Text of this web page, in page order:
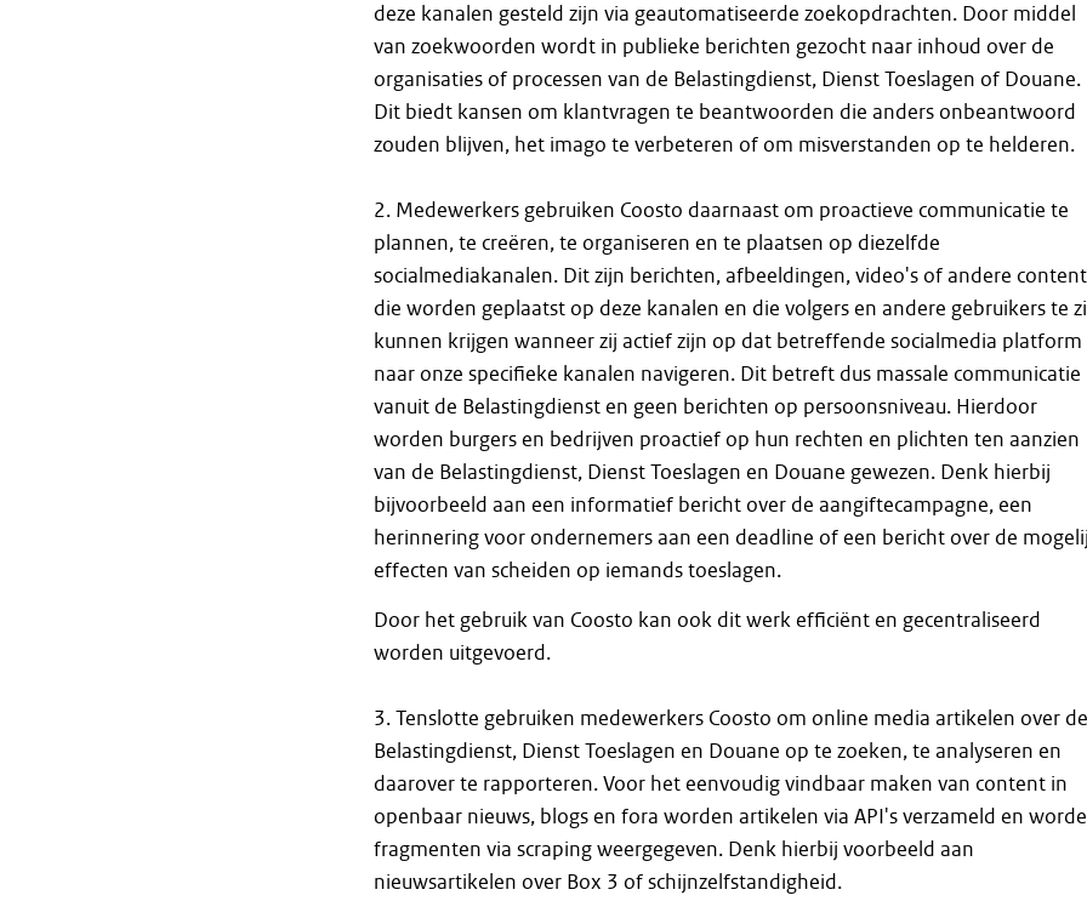
deze kanalen gesteld zijn via geautomatiseerde zoekopdrachten. Door middel
van zoekwoorden wordt in publieke berichten gezocht naar inhoud over de
organisaties of processen van de Belastingdienst, Dienst Toeslagen of Douane.
Dit biedt kansen om klantvragen te beantwoorden die anders onbeantwoord
zouden blijven, het imago te verbeteren of om misverstanden op te helderen.
2. Medewerkers gebruiken Coosto daarnaast om proactieve communicatie te
plannen, te creëren, te organiseren en te plaatsen op diezelfde
socialmediakanalen. Dit zijn berichten, afbeeldingen, video's of andere content
die worden geplaatst op deze kanalen en die volgers en andere gebruikers te
kunnen krijgen wanneer zij actief zijn op dat betreffende socialmedia
naar onze specifieke kanalen navigeren. Dit betreft dus massale communicatie
vanuit de Belastingdienst en geen berichten op persoonsniveau. Hierdoor
worden burgers en bedrijven proactief op hun rechten en plichten ten aanzien
van de Belastingdienst, Dienst Toeslagen en Douane gewezen. Denk hierbij
bijvoorbeeld aan een informatief bericht over de aangiftecampagne, een
herinnering voor ondernemers aan een deadline of een bericht over de
effecten van scheiden op iemands toeslagen.
Door het gebruik van Coosto kan ook dit werk efficiënt en gecentraliseerd
worden uitgevoerd.
3. Tenslotte gebruiken medewerkers Coosto om online media artikelen over de
Belastingdienst, Dienst Toeslagen en Douane op te zoeken, te analyseren en
daarover te rapporteren. Voor het eenvoudig vindbaar maken van content in
openbaar nieuws, blogs en fora worden artikelen via API's verzameld en
fragmenten via scraping weergegeven. Denk hierbij voorbeeld aan
nieuwsartikelen over Box 3 of schijnzelfstandigheid.